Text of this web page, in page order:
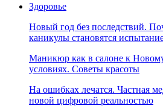
Здоровье
Новый год без последствий.
каникулы становятся
Маникюр как в салоне к
условиях. Советы красоты
На ошибках лечатся. Частная
новой цифровой реальностью